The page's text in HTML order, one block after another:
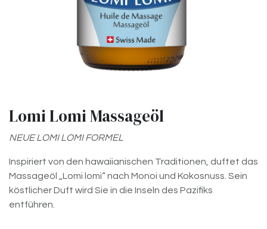
Lomi Lomi Massageöl
NEUE LOMI LOMI FORMEL
Inspiriert von den hawaiianischen Traditionen, duftet das
Massageöl „Lomi lomi“ nach Monoi und Kokosnuss. Sein
köstlicher Duft wird Sie in die Inseln des Pazifiks
entführen.